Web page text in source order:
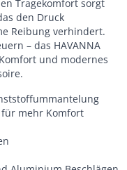
Tragekomfort sorgt
den Druck
Reibung verhindert.
– das HAVANNA
und modernes
mehr Komfort